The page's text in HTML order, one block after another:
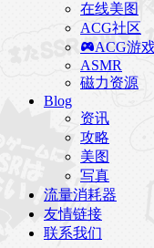
在线美图
ACG社区
ACG游
ASMR
磁力资源
Blog
资讯
攻略
美图
写真
流量消耗器
友情链接
联系我们